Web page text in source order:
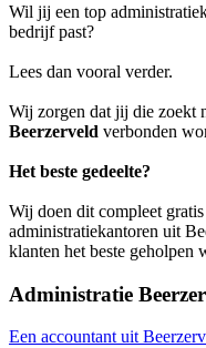
Wil jij een top
bedrijf past?
Lees dan vooral verder.
Wij zorgen dat jij die zoekt
Beerzerveld verbonden
Het beste gedeelte?
Wij doen dit compleet
administratiekantoren uit
klanten het beste geholpen
Administratie
Een accountant uit